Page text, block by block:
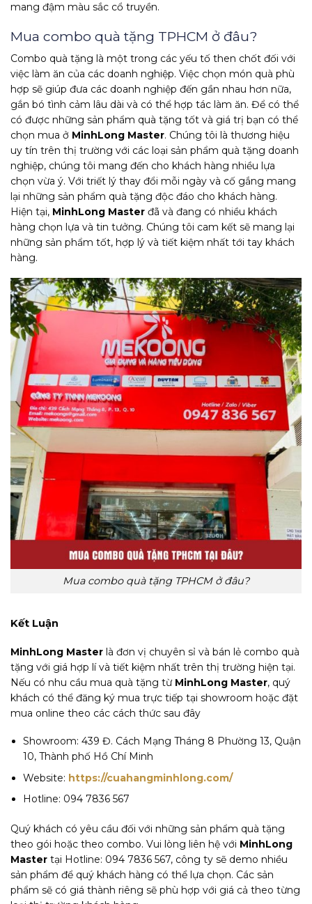
mang đậm màu sắc cổ truyền.
Mua combo quà tặng TPHCM ở đâu?
Combo quà tặng là một trong các yếu tố then chốt đối với
việc làm ăn của các doanh nghiệp. Việc chọn món quà phù
hợp sẽ giúp đưa các doanh nghiệp đến gần nhau hơn nữa,
gắn bó tình cảm lâu dài và có thể hợp tác làm ăn. Để có thể
có được những sản phẩm quà tặng tốt và giá trị bạn có thể
chọn mua ở MinhLong Master. Chúng tôi là thương hiệu
uy tín trên thị trường với các loại sản phẩm quà tặng doanh
nghiệp, chúng tôi mang đến cho khách hàng nhiều lựa
chọn vừa ý. Với triết lý thay đổi mỗi ngày và cố gắng mang
lại những sản phẩm quà tặng độc đáo cho khách hàng.
Hiện tại, MinhLong Master đã và đang có nhiều khách
hàng chọn lựa và tin tưởng. Chúng tôi cam kết sẽ mang lại
những sản phẩm tốt, hợp lý và tiết kiệm nhất tới tay khách
hàng.
Mua combo quà tặng TPHCM ở đâu?
Kết Luận
MinhLong Master là đơn vị chuyên sỉ và bán lẻ combo quà
tặng với giá hợp lí và tiết kiệm nhất trên thị trường hiện tại.
Nếu có nhu cầu mua quà tặng từ MinhLong Master, quý
khách có thể đăng ký mua trực tiếp tại showroom hoặc đặt
mua online theo các cách thức sau đây
Showroom: 439 Đ. Cách Mạng Tháng 8 Phường 13, Quận
10, Thành phố Hồ Chí Minh
Website: https://cuahangminhlong.com/
Hotline: 094 7836 567
Quý khách có yêu cầu đối với những sản phẩm quà tặng
theo gói hoặc theo combo. Vui lòng liên hệ với MinhLong
Master tại Hotline: 094 7836 567, công ty sẽ demo nhiều
sản phẩm để quý khách hàng có thể lựa chọn. Các sản
phẩm sẽ có giá thành riêng sẽ phù hợp với giá cả theo từng